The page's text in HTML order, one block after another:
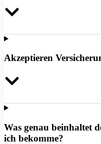
Akzeptieren
Was genau beinhaltet
ich bekomme?